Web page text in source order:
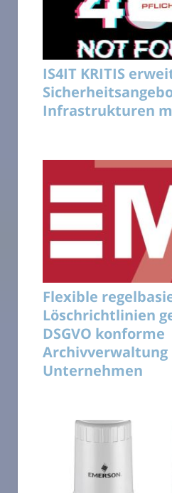
IS4IT KRITIS
Infrastrukturen
Flexible
Löschrichtlinien
DSGVO konforme
Archivverwaltung
Unternehmen